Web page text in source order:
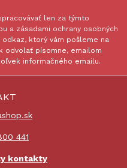
len za týmto
a zásadami ochrany osobných
ktorý vám pošleme na
odvolať písomne, emailom
informačného emailu.
441
kontakty